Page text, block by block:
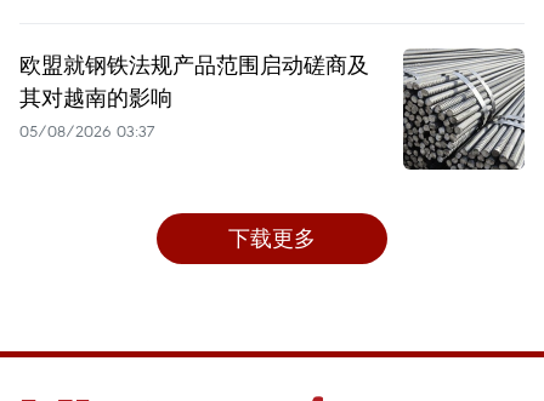
欧盟就钢铁法规产品范围启动磋商及
其对越南的影响
05/08/2026 03:37
下载更多